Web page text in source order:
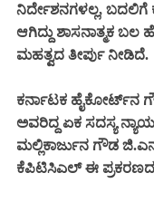
ನಿರ್ದೇಶನಗಳಲ್ಲ, ಬದಲಿಗೆ
ಆಗಿದ್ದು ಶಾಸನಾತ್ಮಕ
ಮಹತ್ವದ ತೀರ್ಪು ನೀಡಿದೆ.
ಕರ್ನಾಟಕ ಹೈಕೋರ್ಟ್‌ನ
ಅವರಿದ್ದ ಏಕ ಸದಸ್ಯ
ಮಲ್ಲಿಕಾರ್ಜುನ ಗೌಡ
ಕೆಪಿಟಿಸಿಎಲ್ ಈ